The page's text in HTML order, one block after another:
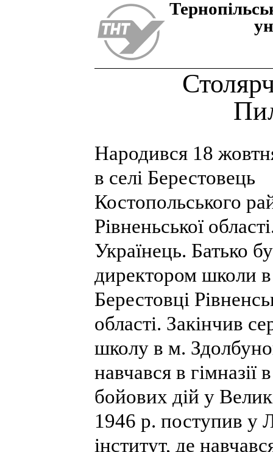
Народився 18
в селі Берестовець
Костопольського
Рівненьської
Українець. Батько
директором школи в
Берестовці
області. Закінчив
школу в м.
навчався в
бойових дій у
1946 р. поступив у
інститут, де